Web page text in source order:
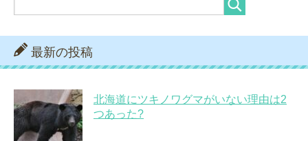
最新の投稿
北海道にツキノワグマがいない理由は2
つあった?